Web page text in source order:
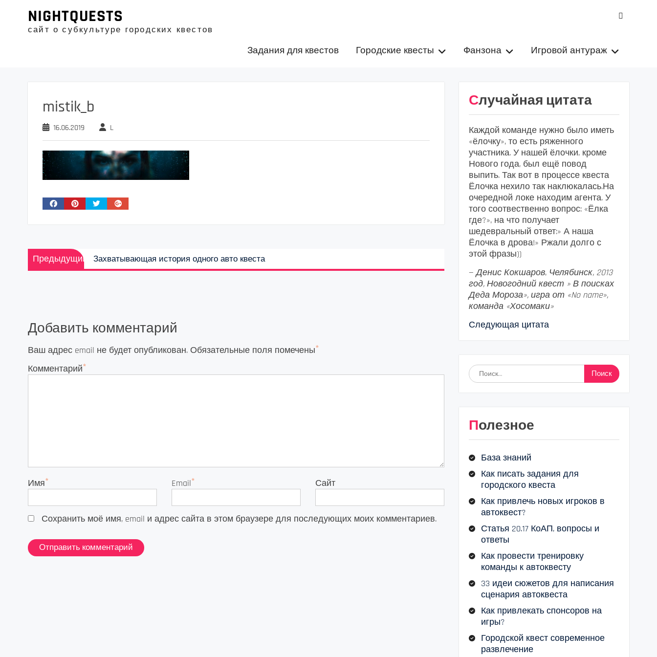
содержимому
NIGHTQUESTS
сайт о субкультуре городских квестов
Задания для квестов Городские квесты Фанзона Игровой антураж
mistik_b
16.06.2019 L
Навигация
по
Предыдущий
Предыдущая
запись:
Захватывающая история одного авто квеста
Добавить комментарий
Ваш адрес email не будет опубликован. Обязательные поля помечены*
Комментарий*
Имя* Email* Сайт
Сохранить моё имя, email и адрес сайта в этом браузере для последующих моих комментариев.
Случайная цитата
Каждой команде нужно было иметь
«ёлочку», то есть ряженного
участника. У нашей ёлочки, кроме
Нового года, был ещё повод
выпить. Так вот в процессе квеста
Ёлочка нехило так наклюкалась.На
очередной локе находим агента. У
того соотвественно вопрос: «Ёлка
где?», на что получает
шедевральный ответ:» А наша
Ёлочка в дрова!» Ржали долго с
этой фразы))
—Денис Кокшаров, Челябинск, 2013
год, Новогодний квест » В поисках
Деда Мороза», игра от «No name»,
команда «Хосомаки»
Следующая цитата
Найти:
Полезное
База знаний
Как писать задания для
городского квеста
Как привлечь новых игроков в
автоквест?
Статья 20.17 КоАП, вопросы и
ответы
Как провести тренировку
команды к автоквесту
33 идеи сюжетов для написания
сценария автоквеста
Как привлекать спонсоров на
игры?
Городской квест современное
развлечение